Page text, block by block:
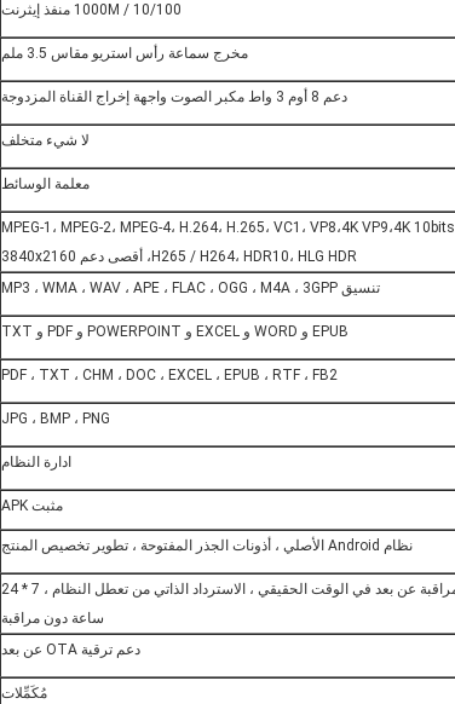
10/100 / 1000M منفذ إيثرنت
مخرج سماعة رأس استريو مقاس 3.5 ملم
دعم 8 أوم 3 واط مكبر الصوت واجهة إخراج القناة المزدوجة
لا شيء متخلف
معلمة الوسائط
MPEG-1، MPEG-2، MPEG-4، H.264، H.265، VC1، VP8،4K VP9،4K 10bits
H265 / H264، HDR10، HLG HDR، أقصى دعم 3840x2160
تنسيق MP3 ، WMA ، WAV ، APE ، FLAC ، OGG ، M4A ، 3GPP
EPUB و WORD و EXCEL و POWERPOINT و PDF و TXT
PDF ، TXT ، CHM ، DOC ، EXCEL ، EPUB ، RTF ، FB2
JPG ، BMP ، PNG
ادارة النظام
مثبت APK
نظام Android الأصلي ، أذونات الجذر المفتوحة ، تطوير تخصيص المنتج
المراقبة عن بعد في الوقت الحقيقي ، الاسترداد الذاتي من تعطل النظام ، 7 * 24
ساعة دون مراقبة
دعم ترقية OTA عن بعد
مُكَمِّلات